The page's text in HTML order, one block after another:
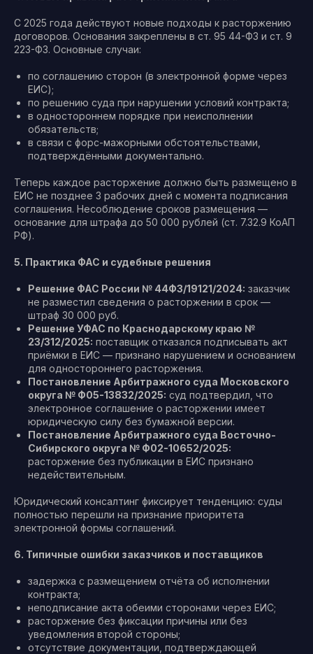
С 2025 года действуют новые подходы к расторжению
договоров. Основания закреплены в ст. 95 44-ФЗ и ст. 9
223-ФЗ. Основные случаи:
по соглашению сторон (в электронной форме через
ЕИС);
по решению суда при нарушении условий контракта;
в одностороннем порядке при неисполнении
обязательств;
в связи с форс-мажорными обстоятельствами,
подтверждёнными документально.
Теперь каждое расторжение должно быть размещено в
ЕИС не позднее 3 рабочих дней с момента подписания
соглашения. Несоблюдение сроков размещения —
основание для штрафа до 50 000 рублей (ст. 7.32.9 КоАП
РФ).
5. Практика ФАС и судебные решения
Решение ФАС России № 44ФЗ/19121/2024: заказчик
не разместил сведения о расторжении в срок —
штраф 30 000 руб.
Решение УФАС по Краснодарскому краю №
23/312/2025: поставщик отказался подписывать акт
приёмки в ЕИС — признано нарушением и основанием
для одностороннего расторжения.
Постановление Арбитражного суда Московского
округа № Ф05-13832/2025: суд подтвердил, что
электронное соглашение о расторжении имеет
юридическую силу без бумажной версии.
Постановление Арбитражного суда Восточно-
Сибирского округа № Ф02-10652/2025:
расторжение без публикации в ЕИС признано
недействительным.
Юридический консалтинг фиксирует тенденцию: суды
полностью перешли на признание приоритета
электронной формы соглашений.
6. Типичные ошибки заказчиков и поставщиков
задержка с размещением отчёта об исполнении
контракта;
неподписание акта обеими сторонами через ЕИС;
расторжение без фиксации причины или без
уведомления второй стороны;
отсутствие документации, подтверждающей